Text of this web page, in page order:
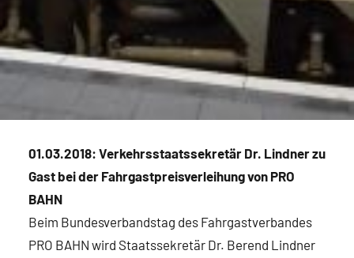
01.03.2018: Verkehrsstaatssekretär Dr. Lindner zu
Gast bei der Fahrgastpreisverleihung von PRO
BAHN
Beim Bundesverbandstag des Fahrgastverbandes
PRO BAHN wird Staatssekretär Dr. Berend Lindner